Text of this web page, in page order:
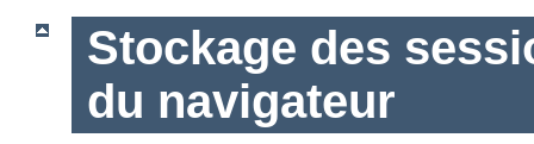
Stockage des
du navigateur